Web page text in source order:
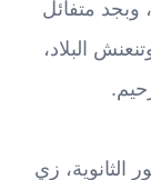
متفائل
البلاد،
الثانوية، زي